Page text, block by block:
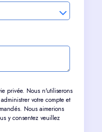
privée. Nous n'utiliserons
votre compte et
Nous aimerions
y consentez veuillez